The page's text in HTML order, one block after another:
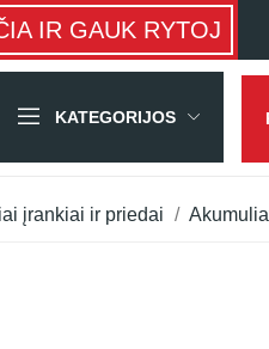
IR GAUK RYTOJ
KATEGORIJOS
įrankiai ir priedai